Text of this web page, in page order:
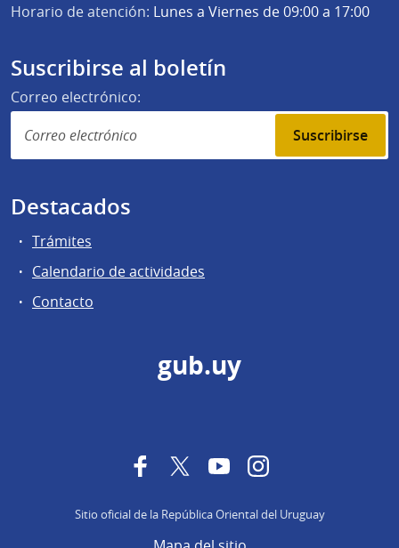
Horario de atención: Lunes a Viernes de 09:00 a 17:00
Suscribirse al boletín
Correo electrónico:
Suscribirse
Destacados
Trámites
Calendario de actividades
Contacto
gub.uy
FacebookTwitterYouTubeInstagram
Sitio oficial de la República Oriental del Uruguay